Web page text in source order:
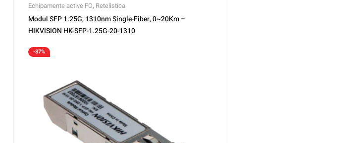
Echipamente active FO, Retelistica
Modul SFP 1.25G, 1310nm Single-Fiber, 0~20Km –
HIKVISION HK-SFP-1.25G-20-1310
-37%